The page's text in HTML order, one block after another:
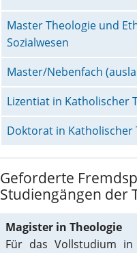
Master Theologie und
Sozialwesen
Master/Nebenfach
Lizentiat in Katholischer
Doktorat in Katholischer
Geforderte
Studiengängen der
Magister in Theologie
Für das Vollstudium in